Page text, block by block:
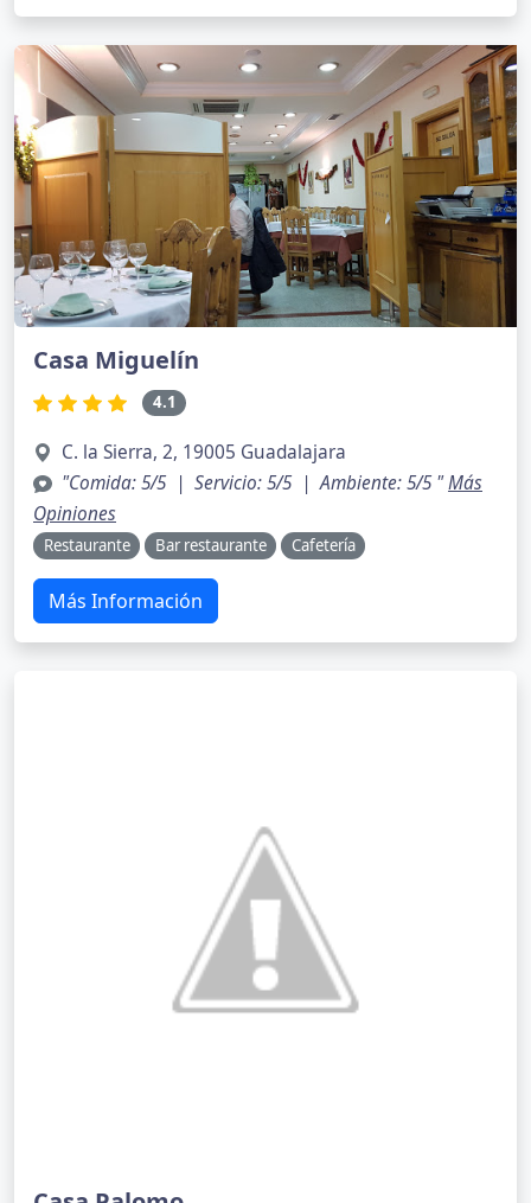
Casa Miguelín
4.1
C. la Sierra, 2, 19005 Guadalajara
"Comida: 5/5 | Servicio: 5/5 | Ambiente: 5/5 "Más
Opiniones
Restaurante Bar restaurante Cafetería
Más Información